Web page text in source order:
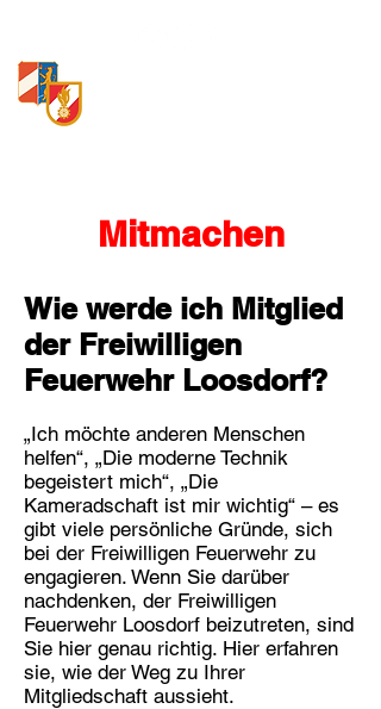
Mitmachen
Wie werde ich Mitglied
der Freiwilligen
Feuerwehr Loosdorf?
„Ich möchte anderen Menschen
helfen“, „Die moderne Technik
begeistert mich“, „Die
Kameradschaft ist mir wichtig“ – es
gibt viele persönliche Gründe, sich
bei der Freiwilligen Feuerwehr zu
engagieren. Wenn Sie darüber
nachdenken, der Freiwilligen
Feuerwehr Loosdorf beizutreten, sind
Sie hier genau richtig. Hier erfahren
sie, wie der Weg zu Ihrer
Mitgliedschaft aussieht.